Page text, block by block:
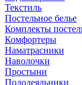
Текстиль
Постельное белье
Комплекты
Комфортеры
Наматрасники
Наволочки
Простыни
Пододеяльники